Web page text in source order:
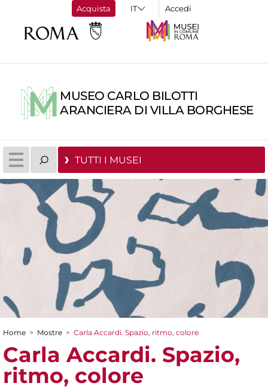
Acquista Accedi
MUSEO CARLO BILOTTI
ARANCIERA DI VILLA BORGHESE
TUTTI I MUSEI
Tu sei qui
Home > Mostre > Carla Accardi. Spazio, ritmo, colore
Carla Accardi. Spazio,
ritmo, colore